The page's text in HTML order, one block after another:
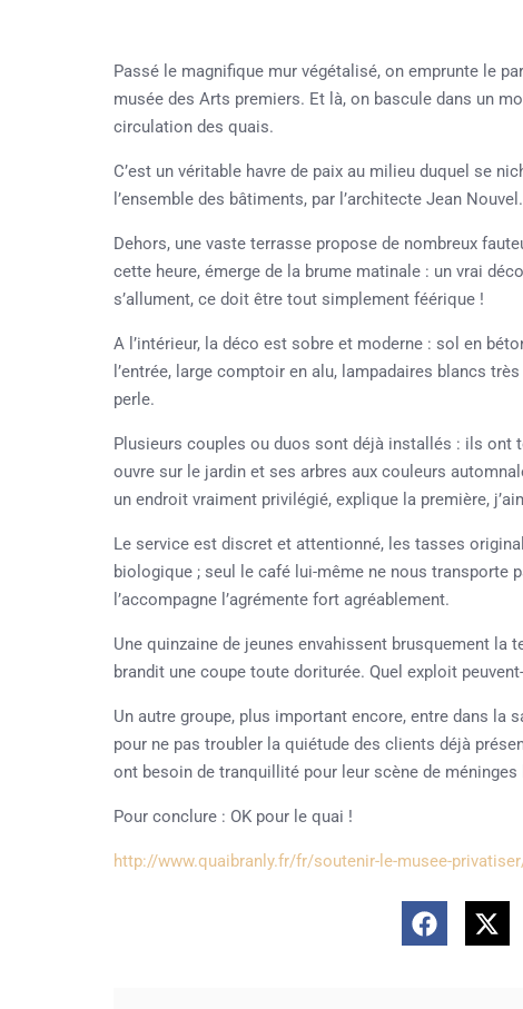
Passé le magnifique mur végétalisé, on emprunte le
musée des Arts premiers. Et là, on bascule dans un
circulation des quais.
C’est un véritable havre de paix au milieu duquel se
l’ensemble des bâtiments, par l’architecte Jean Nouvel.
Dehors, une vaste terrasse propose de nombreux
cette heure, émerge de la brume matinale : un vrai
s’allument, ce doit être tout simplement féérique !
A l’intérieur, la déco est sobre et moderne : sol en
l’entrée, large comptoir en alu, lampadaires blancs
perle.
Plusieurs couples ou duos sont déjà installés : ils ont
ouvre sur le jardin et ses arbres aux couleurs
un endroit vraiment privilégié, explique la première,
Le service est discret et attentionné, les tasses
biologique ; seul le café lui-même ne nous transporte
l’accompagne l’agrémente fort agréablement.
Une quinzaine de jeunes envahissent brusquement la
brandit une coupe toute doriturée. Quel exploit
Un autre groupe, plus important encore, entre dans la
pour ne pas troubler la quiétude des clients déjà
ont besoin de tranquillité pour leur scène de méninges
Pour conclure : OK pour le quai !
http://www.quaibranly.fr/fr/soutenir-le-musee-